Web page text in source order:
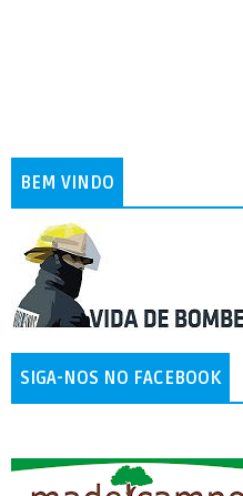
BEM VINDO
SIGA-NOS NO FACEBOOK